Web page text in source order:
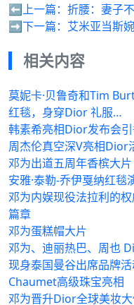
⬅️上一篇： 折腰：妻子
➡️下一篇： 艾米亚当斯
相关内容
莫妮卡·贝鲁奇和Tim
红毯，身穿Dior 礼服…
韩素希亮相Dior发布会
周杰伦真空深V亮相Dior
邓为出道五周年香槟大片
安雅·泰勒-乔伊戛纳红
邓为内娱现役法拉利的
篇章
邓为蛋糕帽大片
邓为、迪丽热巴、周也
现身泰国曼谷出席品牌
Chaumet高级珠宝亮相
邓为晋升Dior全球美妆